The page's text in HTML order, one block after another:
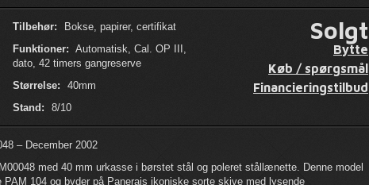
Tilbehør:
Bokse, papirer, certifikat
Funktioner: Automatisk, Cal. OP III,
dato, 42 timers gangreserve
Størrelse:
40mm
Stand:
8/10
Solgt
Bytte
Køb / spørgsmål
Financieringstilbud
– December 2002
med 40 mm urkasse i børstet stål og poleret stållænette. Denne model
104 og byder på Panerais ikoniske sorte skive med lysende